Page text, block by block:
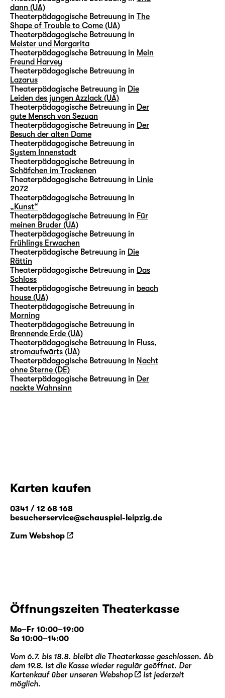
dann (UA)
Theaterpädagogische Betreuung in The
Shape of Trouble to Come (UA)
Theaterpädagogische Betreuung in
Meister und Margarita
Theaterpädagogische Betreuung in Mein
Freund Harvey
Theaterpädagogische Betreuung in
Lazarus
Theaterpädagische Betreuung in Die
Leiden des jungen Azzlack (UA)
Theaterpädagogische Betreuung in Der
gute Mensch von Sezuan
Theaterpädagogische Betreuung in Der
Besuch der alten Dame
Theaterpädagogische Betreuung in
System Innenstadt
Theaterpädagogische Betreuung in
Schäfchen im Trockenen
Theaterpädagogische Betreuung in Linie
2072
Theaterpädagogische Betreuung in
„Kunst“
Theaterpädagogische Betreuung in Für
meinen Bruder (UA)
Theaterpädagogische Betreuung in
Frühlings Erwachen
Theaterpädagische Betreuung in Die
Rättin
Theaterpädagogische Betreuung in Das
Schloss
Theaterpädagogische Betreuung in beach
house (UA)
Theaterpädagogische Betreuung in
Morning
Theaterpädagogische Betreuung in
Brennende Erde (UA)
Theaterpädagogische Betreuung in Fluss,
stromaufwärts (UA)
Theaterpädagogische Betreuung in Nacht
ohne Sterne (DE)
Theaterpädagogische Betreuung in Der
nackte Wahnsinn
Karten kaufen
0341 / 12 68 168
besucherservice@schauspiel-leipzig.de
Zum Webshop
Öffnungszeiten Theaterkasse
Mo–Fr 10:00–19:00
Sa 10:00–14:00
Vom 6.7. bis 18.8. bleibt die Theaterkasse geschlossen. Ab
dem 19.8. ist die Kasse wieder regulär geöffnet. Der
Kartenkauf über unseren Webshop
ist jederzeit
möglich.